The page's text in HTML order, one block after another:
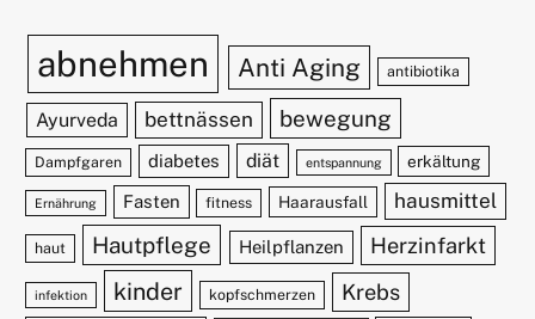
abnehmen Anti Aging antibiotika
Ayurveda bettnässen bewegung
Dampfgaren diabetes diät entspannung erkältung
Ernährung Fasten fitness Haarausfall hausmittel
haut Hautpflege Heilpflanzen Herzinfarkt
infektion kinder kopfschmerzen Krebs